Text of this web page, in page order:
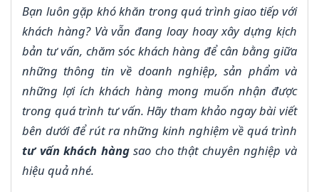
Bạn luôn gặp khó khăn trong quá trình giao tiếp với
khách hàng? Và vẫn đang loay hoay xây dựng kịch
bản tư vấn, chăm sóc khách hàng để cân bằng giữa
những thông tin về doanh nghiệp, sản phẩm và
những lợi ích khách hàng mong muốn nhận được
trong quá trình tư vấn. Hãy tham khảo ngay bài viết
bên dưới để rút ra những kinh nghiệm về quá trình
tư vấn khách hàngsao cho thật chuyên nghiệp và
hiệu quả nhé.